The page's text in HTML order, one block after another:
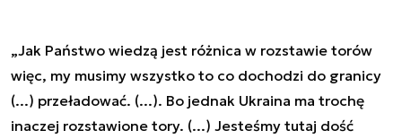
„Jak Państwo wiedzą jest różnica w rozstawie torów
więc, my musimy wszystko to co dochodzi do granicy
(...) przeładować. (...). Bo jednak Ukraina ma trochę
inaczej rozstawione tory. (...) Jesteśmy tutaj dość